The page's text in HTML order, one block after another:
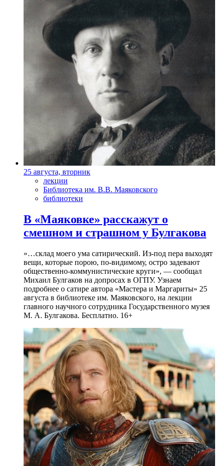
25 августа, вторник
лекции
Библиотека им. В.В. Маяковского
библиотеки
В «Маяковке» расскажут о
смешном и страшном у Булгакова
»…склад моего ума сатирический. Из-под пера выходят
вещи, которые порою, по-видимому, остро задевают
общественно-коммунистические круги», — сообщал
Михаил Булгаков на допросах в ОГПУ. Узнаем
подробнее о сатире автора «Мастера и Маргариты» 25
августа в библиотеке им. Маяковского, на лекции
главного научного сотрудника Государственного музея
М. А. Булгакова. Бесплатно. 16+